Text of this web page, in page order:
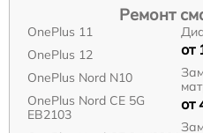
Ремонт
OnePlus 11
OnePlus 12
OnePlus Nord N10
OnePlus Nord CE 5G
EB2103
от
от